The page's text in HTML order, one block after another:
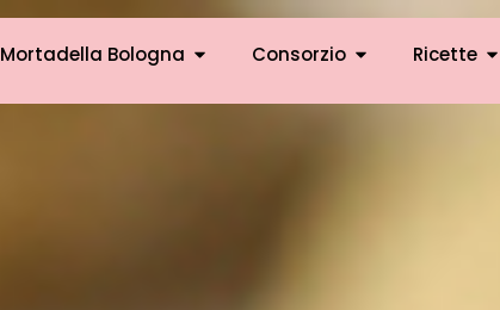
Mortadella Bologna Consorzio Ricette